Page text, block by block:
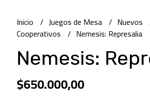
Inicio Juegos de Mesa
Nuevos
Cooperativos
Nemesis: Represalia
Nemesis:
$650.000,00